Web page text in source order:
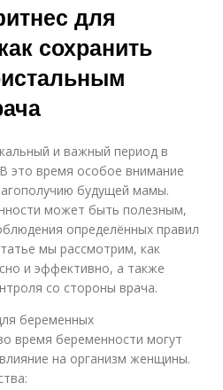
для
сохранить
и важный период в
это время особое внимание
будущей мамы.
может быть полезным,
определённых правил
мы рассмотрим, как
и эффективно, а также
со стороны врача.
беременных
время беременности могут
на организм женщины.